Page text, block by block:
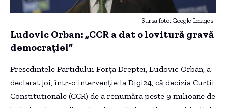
Sursa foto: Google Images
Ludovic Orban: „CCR a dat o lovitură gravă
democrației”
Președintele Partidului Forța Dreptei, Ludovic Orban, a
declarat joi, într-o intervenție la Digi24, că decizia Curții
Constituționale (CCR) de a renumăra peste 9 milioane de